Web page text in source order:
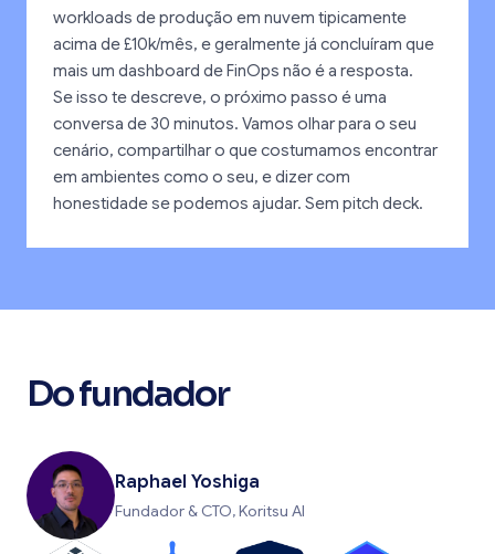
workloads de produção em nuvem tipicamente
acima de £10k/mês, e geralmente já concluíram que
mais um dashboard de FinOps não é a resposta.
Se isso te descreve, o próximo passo é uma
conversa de 30 minutos. Vamos olhar para o seu
cenário, compartilhar o que costumamos encontrar
em ambientes como o seu, e dizer com
honestidade se podemos ajudar. Sem pitch deck.
Do fundador
Raphael Yoshiga
Fundador & CTO, Koritsu AI